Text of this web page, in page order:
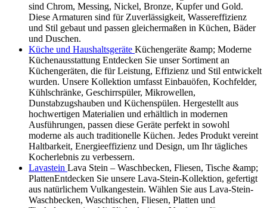
sind Chrom, Messing, Nickel, Bronze, Kupfer und Gold.
Diese Armaturen sind für Zuverlässigkeit, Wassereffizienz
und Stil gebaut und passen gleichermaßen in Küchen, Bäder
und Duschen.
Küche und Haushaltsgeräte Küchengeräte &amp; Moderne
Küchenausstattung Entdecken Sie unser Sortiment an
Küchengeräten, die für Leistung, Effizienz und Stil entwickelt
wurden. Unsere Kollektion umfasst Einbauöfen, Kochfelder,
Kühlschränke, Geschirrspüler, Mikrowellen,
Dunstabzugshauben und Küchenspülen. Hergestellt aus
hochwertigen Materialien und erhältlich in modernen
Ausführungen, passen diese Geräte perfekt in sowohl
moderne als auch traditionelle Küchen. Jedes Produkt vereint
Haltbarkeit, Energieeffizienz und Design, um Ihr tägliches
Kocherlebnis zu verbessern.
Lavastein Lava Stein – Waschbecken, Fliesen, Tische &amp;
PlattenEntdecken Sie unsere Lava-Stein-Kollektion, gefertigt
aus natürlichem Vulkangestein. Wählen Sie aus Lava-Stein-
Waschbecken, Waschtischen, Fliesen, Platten und